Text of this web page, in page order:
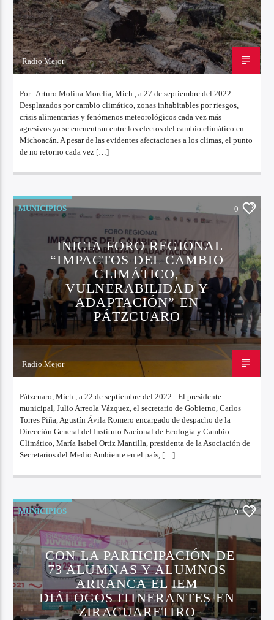
Radio.Mejor
Por.- Arturo Molina Morelia, Mich., a 27 de septiembre del 2022.-
Desplazados por cambio climático, zonas inhabitables por riesgos,
crisis alimentarias y fenómenos meteorológicos cada vez más
agresivos ya se encuentran entre los efectos del cambio climático en
Michoacán. A pesar de las evidentes afectaciones a los climas, el punto
de no retorno cada vez […]
MUNICIPIOS 0
INICIA FORO REGIONAL
“IMPACTOS DEL CAMBIO
CLIMÁTICO,
VULNERABILIDAD Y
ADAPTACIÓN” EN
PÁTZCUARO
Radio.Mejor
Pátzcuaro, Mich., a 22 de septiembre del 2022.- El presidente
municipal, Julio Arreola Vázquez, el secretario de Gobierno, Carlos
Torres Piña, Agustín Ávila Romero encargado de despacho de la
Dirección General del Instituto Nacional de Ecología y Cambio
Climático, María Isabel Ortiz Mantilla, presidenta de la Asociación de
Secretarios del Medio Ambiente en el país, […]
MUNICIPIOS 0
CON LA PARTICIPACIÓN DE
73 ALUMNAS Y ALUMNOS
ARRANCA EL IEM
DIÁLOGOS ITINERANTES EN
ZIRACUARETIRO